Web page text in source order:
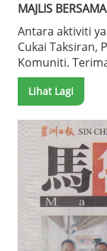
MAJLIS
Antara aktiviti
Cukai Taksiran,
Komuniti.
pihak yang
Tarikh: 24 - 25
Lihat Lagi